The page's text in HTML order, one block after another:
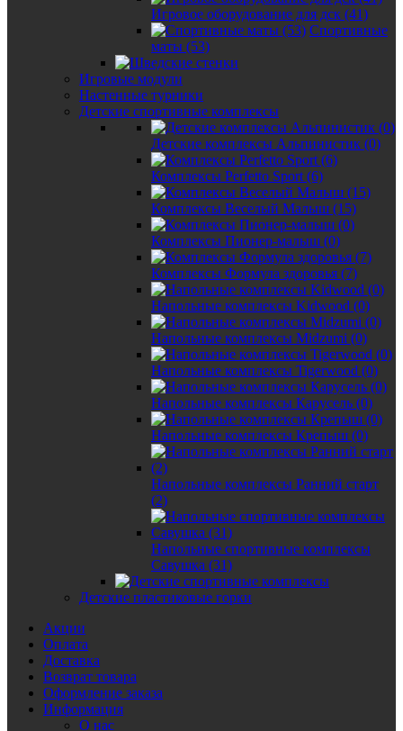
Игровое оборудование для дск (41)
Спортивные
маты (53)
Игровые модули
Настенные турники
Детские спортивные комплексы
Детские комплексы Альпинистик (0)
Комплексы Perfetto Sport (6)
Комплексы Веселый Малыш (15)
Комплексы Пионер-малыш (0)
Комплексы Формула здоровья (7)
Напольные комплексы Kidwood (0)
Напольные комплексы Midzumi (0)
Напольные комплексы Tigerwood (0)
Напольные комплексы Карусель (0)
Напольные комплексы Крепыш (0)
Напольные комплексы Ранний старт
(2)
Напольные спортивные комплексы
Савушка (31)
Детские пластиковые горки
Акции
Оплата
Доставка
Возврат товара
Оформление заказа
Информация
О нас